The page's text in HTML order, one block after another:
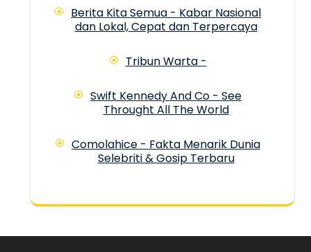
Berita Kita Semua - Kabar Nasional
dan Lokal, Cepat dan Terpercaya
Tribun Warta -
Swift Kennedy And Co - See
Throught All The World
Comolahice - Fakta Menarik Dunia
Selebriti & Gosip Terbaru